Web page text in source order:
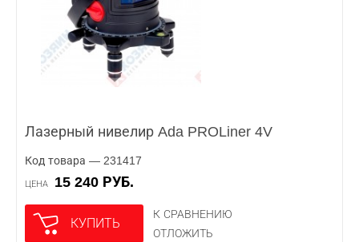
Лазерный нивелир Ada PROLiner 4V
Код товара — 231417
ЦЕНА 15 240 РУБ.
КУПИТЬ
К СРАВНЕНИЮ
ОТЛОЖИТЬ